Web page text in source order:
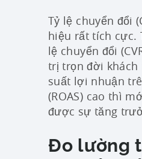
Tỷ lệ chuyển đổi
hiệu rất tích cực.
lệ chuyển đổi
trị trọn đời khách
suất lợi nhuận
(ROAS) cao thì
được sự tăng
Đo lường